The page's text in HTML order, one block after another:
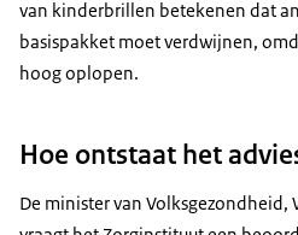
van kinderbrillen betekenen dat
basispakket moet verdwijnen,
hoog oplopen.
Hoe ontstaat het
De minister van Volksgezondheid,